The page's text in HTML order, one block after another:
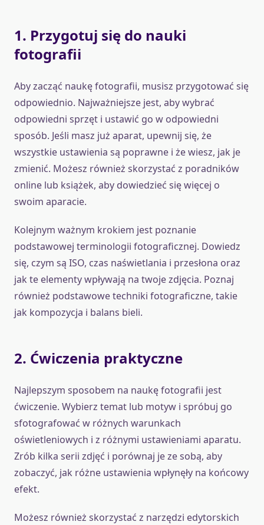
1. Przygotuj się do nauki
fotografii
Aby zacząć naukę fotografii, musisz przygotować się
odpowiednio. Najważniejsze jest, aby wybrać
odpowiedni sprzęt i ustawić go w odpowiedni
sposób. Jeśli masz już aparat, upewnij się, że
wszystkie ustawienia są poprawne i że wiesz, jak je
zmienić. Możesz również skorzystać z poradników
online lub książek, aby dowiedzieć się więcej o
swoim aparacie.
Kolejnym ważnym krokiem jest poznanie
podstawowej terminologii fotograficznej. Dowiedz
się, czym są ISO, czas naświetlania i przesłona oraz
jak te elementy wpływają na twoje zdjęcia. Poznaj
również podstawowe techniki fotograficzne, takie
jak kompozycja i balans bieli.
2. Ćwiczenia praktyczne
Najlepszym sposobem na naukę fotografii jest
ćwiczenie. Wybierz temat lub motyw i spróbuj go
sfotografować w różnych warunkach
oświetleniowych i z różnymi ustawieniami aparatu.
Zrób kilka serii zdjęć i porównaj je ze sobą, aby
zobaczyć, jak różne ustawienia wpłynęły na końcowy
efekt.
Możesz również skorzystać z narzędzi edytorskich